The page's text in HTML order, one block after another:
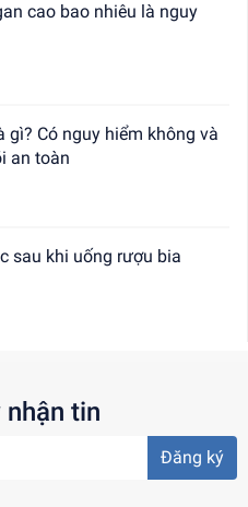
cao bao nhiêu là nguy
gì? Có nguy hiểm không và
an toàn
sau khi uống rượu bia
tin
Đăng ký